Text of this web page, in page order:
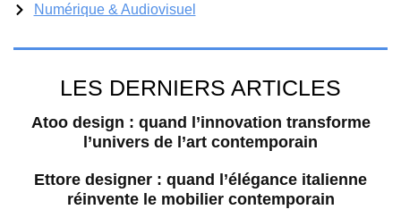
Numérique & Audiovisuel
LES DERNIERS ARTICLES
Atoo design : quand l’innovation transforme
l’univers de l’art contemporain
Ettore designer : quand l’élégance italienne
réinvente le mobilier contemporain